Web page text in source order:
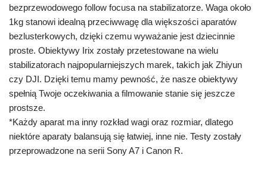
bezprzewodowego follow focusa na stabilizatorze. Waga około
1kg stanowi idealną przeciwwagę dla większości aparatów
bezlusterkowych, dzięki czemu wyważanie jest dziecinnie
proste. Obiektywy Irix zostały przetestowane na wielu
stabilizatorach najpopularniejszych marek, takich jak Zhiyun
czy DJI. Dzięki temu mamy pewność, że nasze obiektywy
spełnią Twoje oczekiwania a filmowanie stanie się jeszcze
prostsze.
*Każdy aparat ma inny rozkład wagi oraz rozmiar, dlatego
niektóre aparaty balansują się łatwiej, inne nie. Testy zostały
przeprowadzone na serii Sony A7 i Canon R.